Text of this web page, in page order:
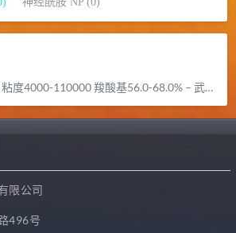
110000 羧酸基56.0-68.0% – 武汉远城科技发展有限公司
限公司
496号